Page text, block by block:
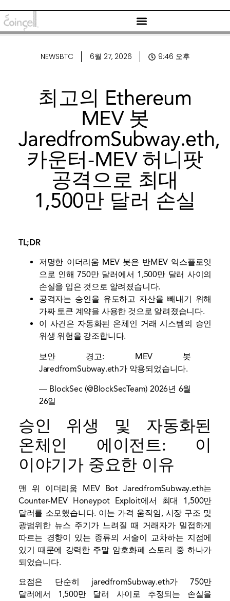
NEWSBTC 6월 27, 2026 9:46 오후
최고의 Ethereum
MEV 봇
JaredfromSubway.eth,
카운터-MEV 허니팟
공격으로 최대
1,500만 달러 손실
TL;DR
저명한 이더리움 MEV 봇은 반MEV 익스플로잇
으로 인해 750만 달러에서 1,500만 달러 사이의
손실을 입은 것으로 알려졌습니다.
공격자는 승인을 유도하고 자산을 빼내기 위해
가짜 토큰 계약을 사용한 것으로 알려졌습니다.
이 사건은 자동화된 온체인 거래 시스템의 승인
위생 위험을 강조합니다.
보안 경고: MEV 봇
JaredfromSubway.eth가 악용되었습니다.
— BlockSec (@BlockSecTeam) 2026년 6월
26일
승인 위생 및 자동화된
온체인 에이전트: 이
이야기가 중요한 이유
맨 위 이더리움 MEV Bot JaredfromSubway.eth는
Counter-MEV Honeypot Exploit에서 최대 1,500만
달러를 소모했습니다. 이는 가격 움직임, 시장 구조 및
광범위한 뉴스 주기가 느려질 때 거래자가 밀접하게
따르는 경향이 있는 종류의 서술이 교차하는 지점에
있기 때문에 강력한 주말 암호화폐 스토리 중 하나가
되었습니다.
요점은 단순히 jaredfromSubway.eth가 750만
달러에서 1,500만 달러 사이로 추정되는 손실을